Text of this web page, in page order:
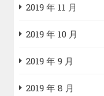
2019 年 11 月
2019 年 10 月
2019 年 9 月
2019 年 8 月